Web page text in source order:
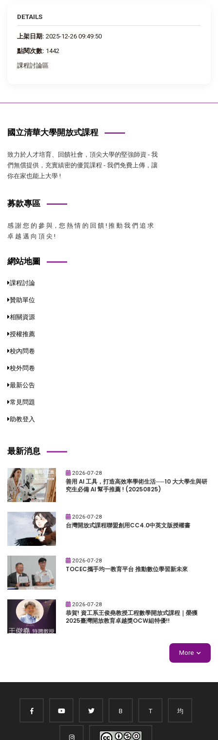
DETAILS
上架日期: 2025-12-26 09:49:50
點閱次數: 1442
課程討論區
國立清華大學開放式課程
致力於人才培育、回饋社會，頂尖大學的堅強師資 - 我
們無償提供，充實縝密的優質課程 - 我們免費上傳，讓
你在家也能上大學 !
募款專區
感 謝 您 的 參 與，您 熱 情 的 回 饋 ! 推 動 我 們 追 求
卓 越 邁 向 頂 尖 !
網站地圖
課程討論
贊助單位
相關資源
授權推薦
校內問卷
校外問卷
最新公告
常見問題
助教登入
最新消息
2026-07-28
善用 AI 工具，打造高效率學術生活──10 大大學生與研
究生必備 AI 幫手推薦 ! (20250825)
2026-07-28
台灣開放式課程聯盟創用CC4.0中英文版授權書
2026-07-28
TOCEC攜手均一教育平台 推動數位學習新未來
2026-07-28
恭賀! 資工系王俊堯教授工程數學開放式課程｜榮獲
2025臺灣開放教育卓越獎OCW組特優!!
More
B T 均